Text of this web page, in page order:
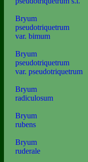
Bryum
pseudotriquetrum
var. bimum
Bryum
pseudotriquetrum
var. pseudotriquetrum
Bryum
radiculosum
Bryum
rubens
Bryum
ruderale